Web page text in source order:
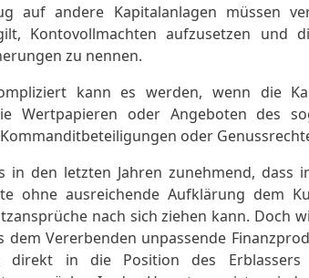
auf andere Kapitalanlagen müssen
Kontovollmachten aufzusetzen und
zu nennen.
kann es werden, wenn die
Wertpapieren oder Angeboten des
oder
in den letzten Jahren zunehmend, dass
ohne ausreichende Aufklärung dem
nach sich ziehen kann. Doch
dem Vererbenden unpassende
direkt in die Position des